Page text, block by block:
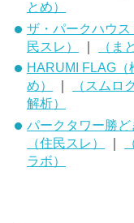
とめ）
ザ・パークハウス
民スレ）
｜ （ま
HARUMI FLAG（
め）
（スムロ
解析）
パークタワー勝
（住民スレ）
｜
ラボ）